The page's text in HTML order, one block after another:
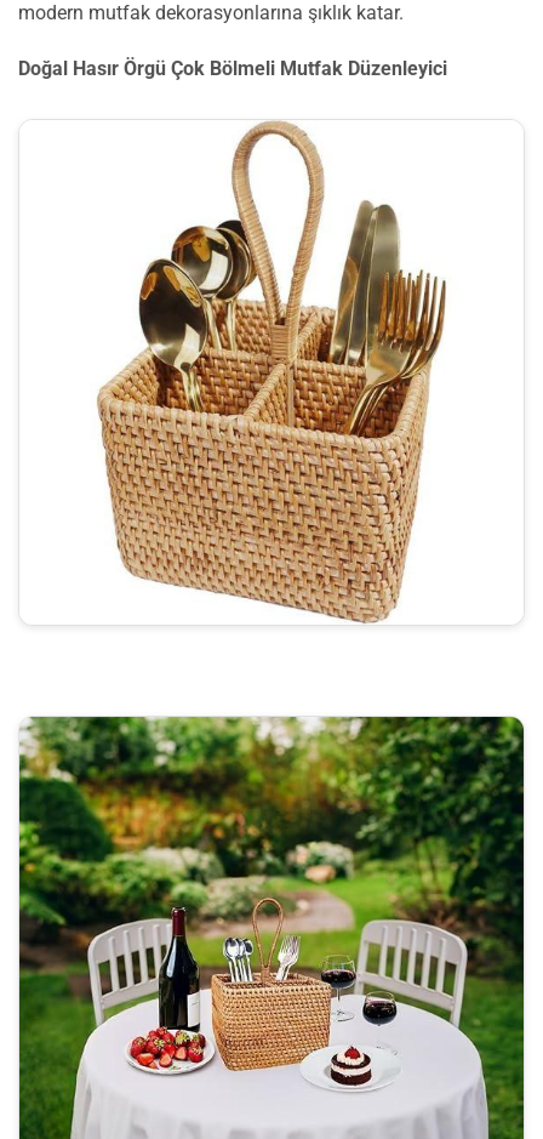
modern mutfak dekorasyonlarına şıklık katar.
Doğal Hasır Örgü Çok Bölmeli Mutfak Düzenleyici